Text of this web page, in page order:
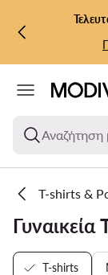
ΜΕΤΆΒΑΣΗ
ΜΕΤΆΒΑΣΗ
Αναζήτηση
T-shirts &
T-shirts